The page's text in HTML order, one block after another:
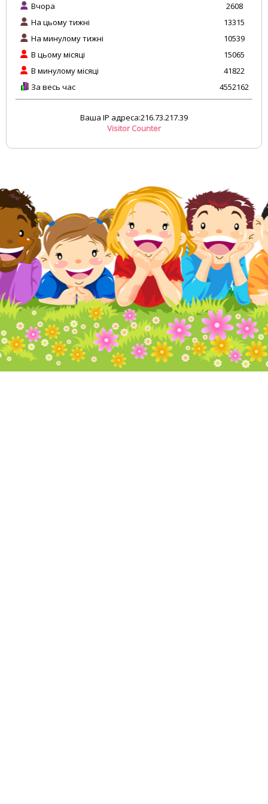
Вчора
На цьому тижні
На минулому тижні
В цьому місяці
В минулому місяці
За весь час
2608
13315
10539
15065
41822
4552162
Ваша IP адреса:216.73.217.39
Visitor Counter